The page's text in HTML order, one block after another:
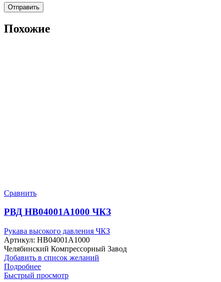
Похожие
Сравнить
РВД HB04001A1000 ЧКЗ
Рукава высокого давления ЧКЗ
Артикул: HB04001A1000
Челябинский Компрессорный Завод
Добавить в список желаний
Подробнее
Быстрый просмотр